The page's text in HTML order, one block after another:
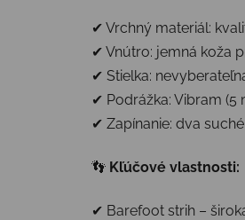
✔ Vrchný materiál:
✔ Vnútro: jemná koža
✔ Stielka:
✔ Podrážka: Vibram
✔ Zapínanie: dva
👣 Kľúčové vlastnosti:
✔ Barefoot strih –